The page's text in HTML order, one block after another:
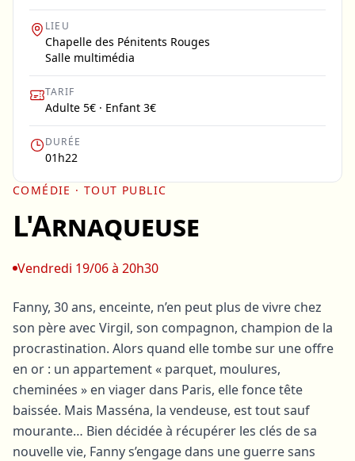
LIEU
Chapelle des Pénitents Rouges
Salle multimédia
TARIF
Adulte 5€ · Enfant 3€
DURÉE
01h22
COMÉDIE · TOUT PUBLIC
L'Arnaqueuse
Vendredi 19/06 à 20h30
Fanny, 30 ans, enceinte, n’en peut plus de vivre chez
son père avec Virgil, son compagnon, champion de la
procrastination. Alors quand elle tombe sur une offre
en or : un appartement « parquet, moulures,
cheminées » en viager dans Paris, elle fonce tête
baissée. Mais Masséna, la vendeuse, est tout sauf
mourante… Bien décidée à récupérer les clés de sa
nouvelle vie, Fanny s’engage dans une guerre sans